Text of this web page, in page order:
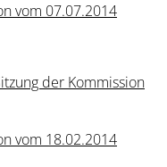
vom 07.07.2014
der Kommission
vom 18.02.2014